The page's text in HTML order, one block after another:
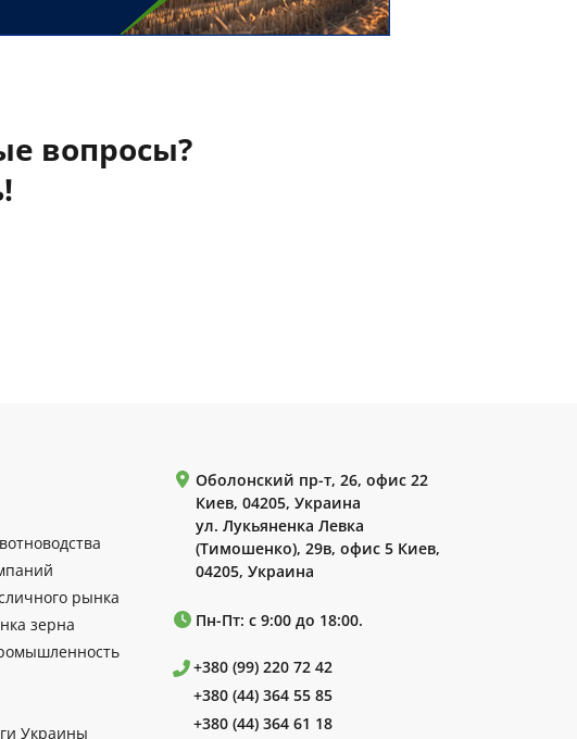
вопросы?
рынка
зерна
Украины
Оболонский пр-т, 26, офис 22
Киев, 04205, Украина
ул. Лукьяненка Левка
(Тимошенко), 29в, офис 5 Киев,
04205, Украина
Пн-Пт: с 9:00 до 18:00.
+380 (99) 220 72 42
+380 (44) 364 55 85
+380 (44) 364 61 18